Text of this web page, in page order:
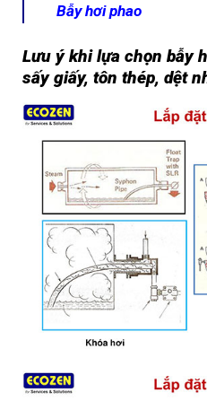
Bẫy hơi phao
Lưu ý khi lựa chọn bẫy
sấy giấy, tôn thép, dệt